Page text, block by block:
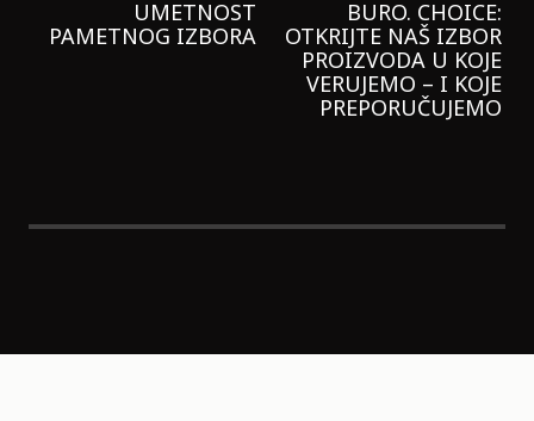
GARNIER KREMU I
NIKADA NIŠTA
LAGANIJE NISAM
KORISTILA